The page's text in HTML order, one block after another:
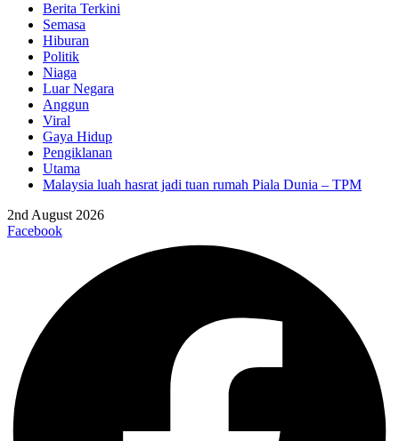
Berita Terkini
Semasa
Hiburan
Politik
Niaga
Luar Negara
Anggun
Viral
Gaya Hidup
Pengiklanan
Utama
Malaysia luah hasrat jadi tuan rumah Piala Dunia – TPM
2nd August 2026
Facebook